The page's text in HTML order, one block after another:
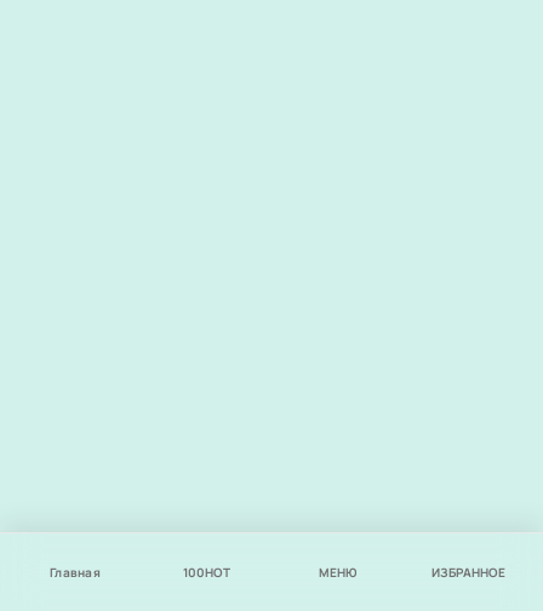
Главная 100НОТ МЕНЮ ИЗБРАННОЕ